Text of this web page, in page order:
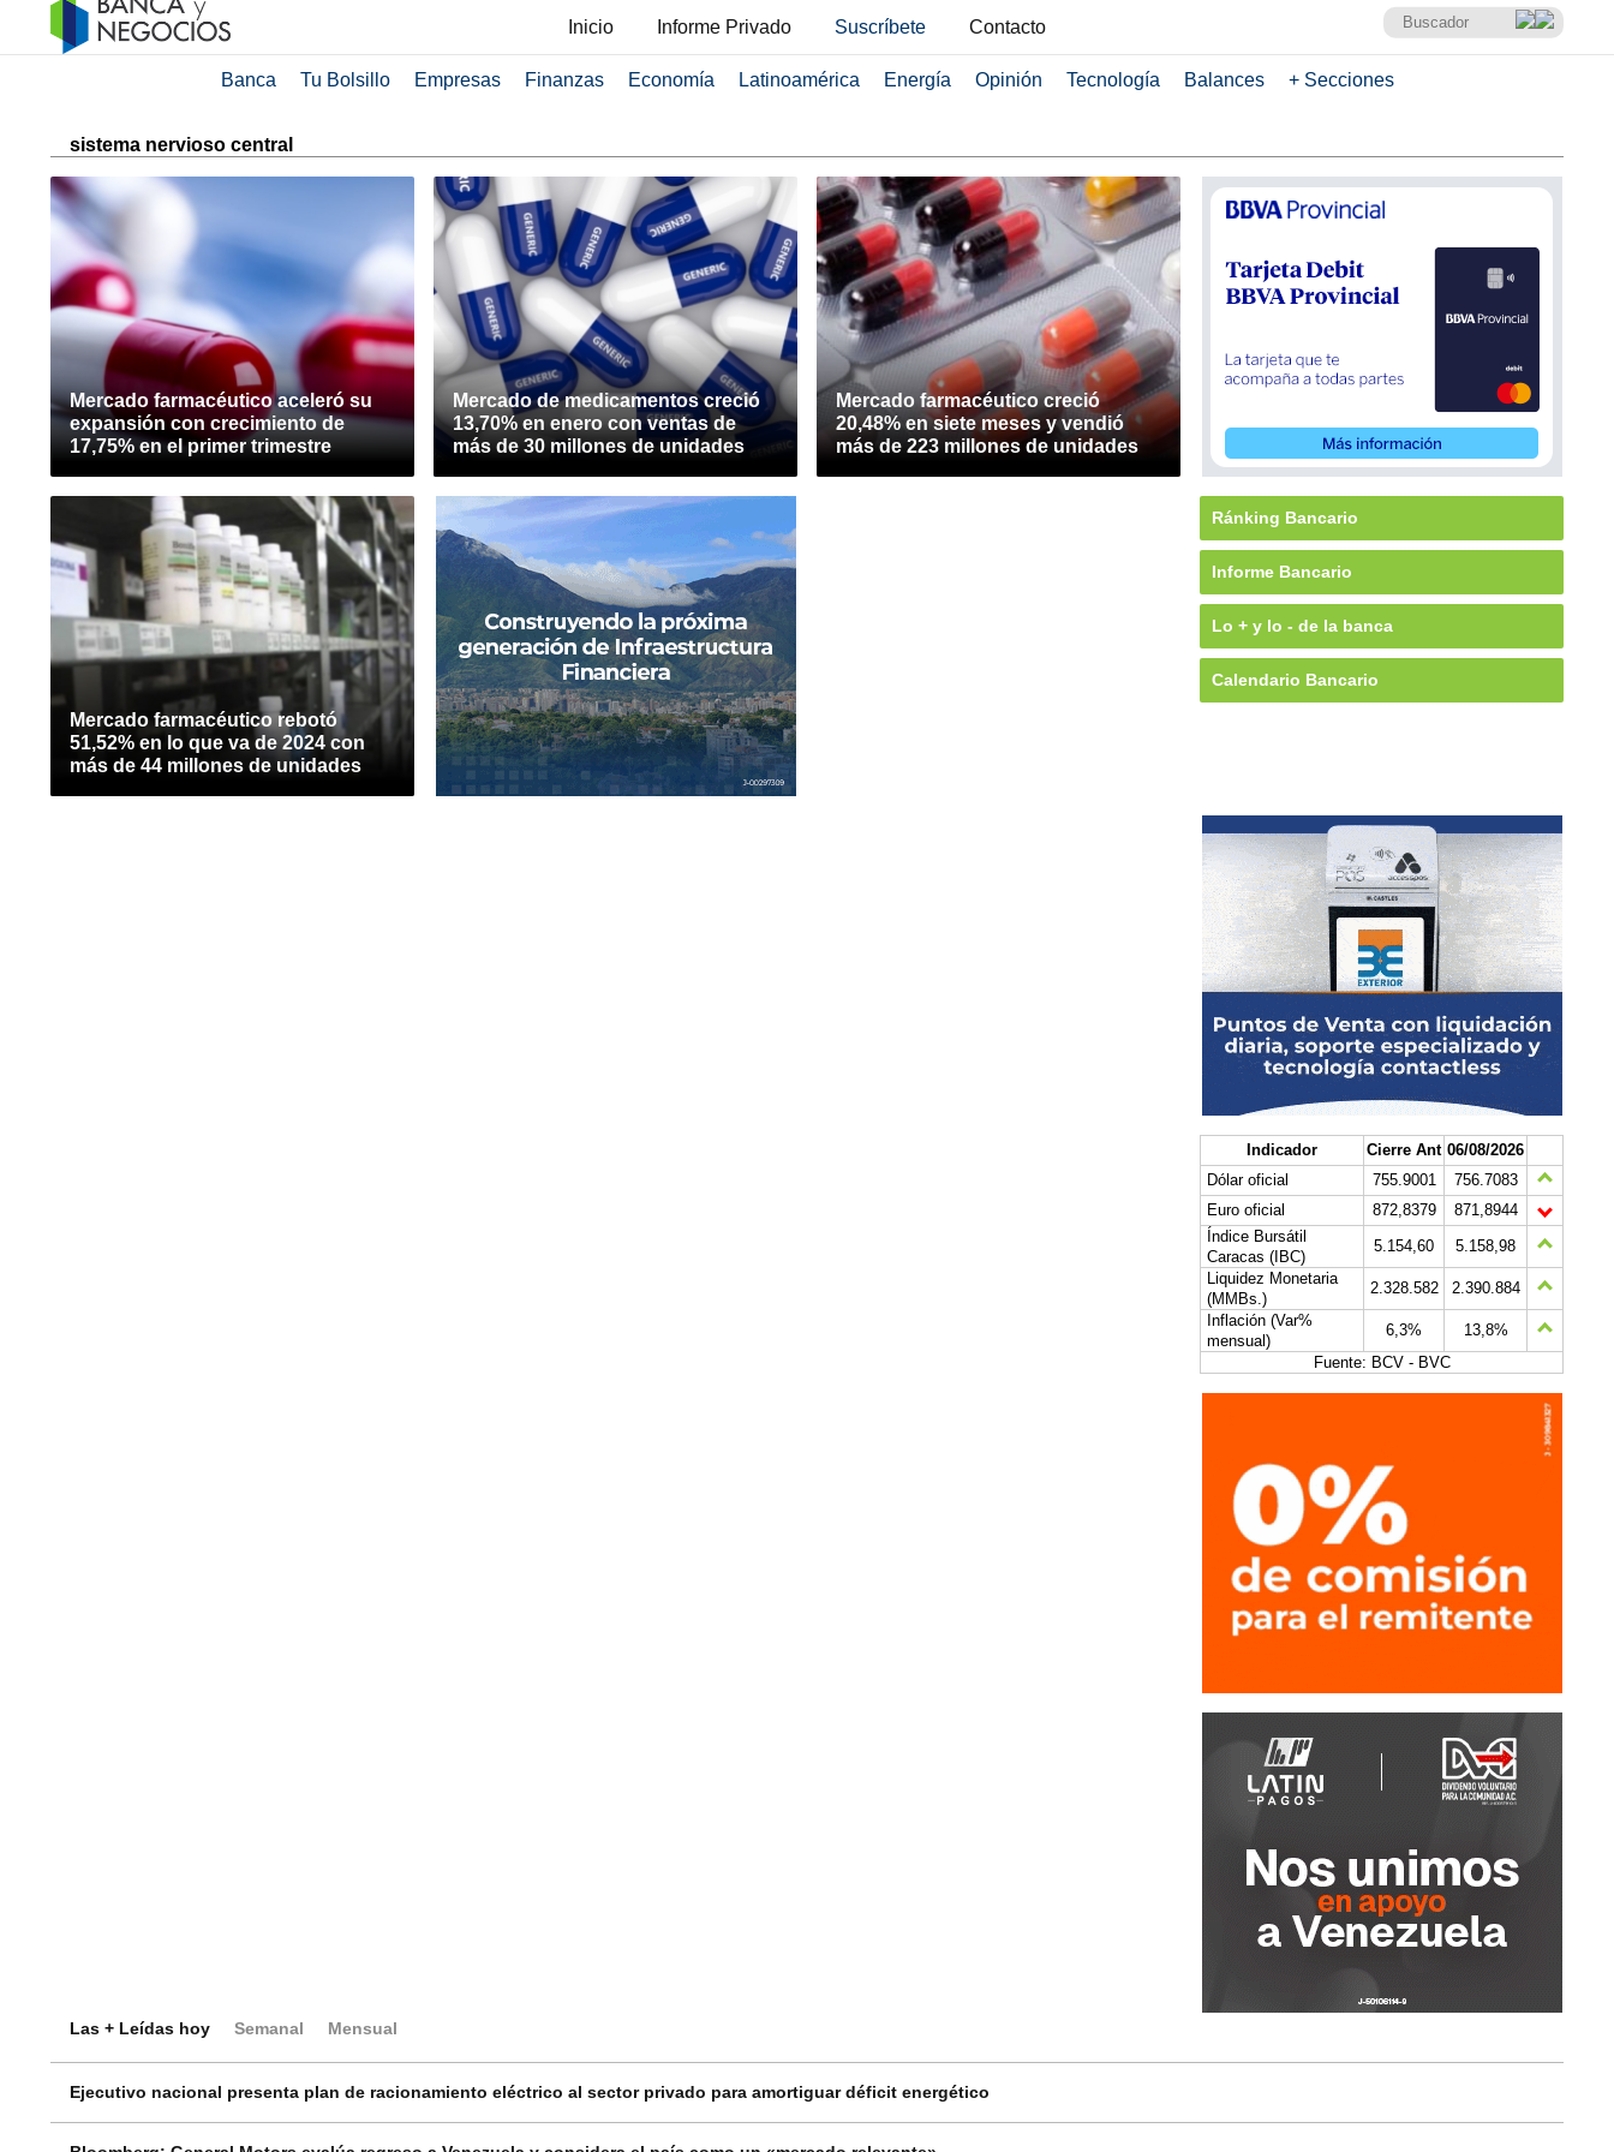
Inicio Informe Privado Suscríbete Contacto
Banca Tu Bolsillo Empresas Finanzas Economía Latinoamérica Energía Opinión Tecnología Balances + Secciones
sistema nervioso central
Mercado farmacéutico aceleró su
expansión con crecimiento de
17,75% en el primer trimestre
Mercado de medicamentos creció
13,70% en enero con ventas de
más de 30 millones de unidades
Mercado farmacéutico creció
20,48% en siete meses y vendió
más de 223 millones de unidades
Mercado farmacéutico rebotó
51,52% en lo que va de 2024 con
más de 44 millones de unidades
Ránking Bancario
Informe Bancario
Lo + y lo - de la banca
Calendario Bancario
Indicador Cierre Ant 06/08/2026
Dólar oficial
755.9001
756.7083
Euro oficial
872,8379
871,8944
Índice Bursátil
Caracas (IBC)
5.154,60
5.158,98
Liquidez Monetaria
(MMBs.)
2.328.582
2.390.884
Inflación (Var%
mensual)
6,3%
13,8%
Fuente: BCV - BVC
Las + Leídas hoy Semanal Mensual
Ejecutivo nacional presenta plan de racionamiento eléctrico al sector privado para amortiguar déficit energético